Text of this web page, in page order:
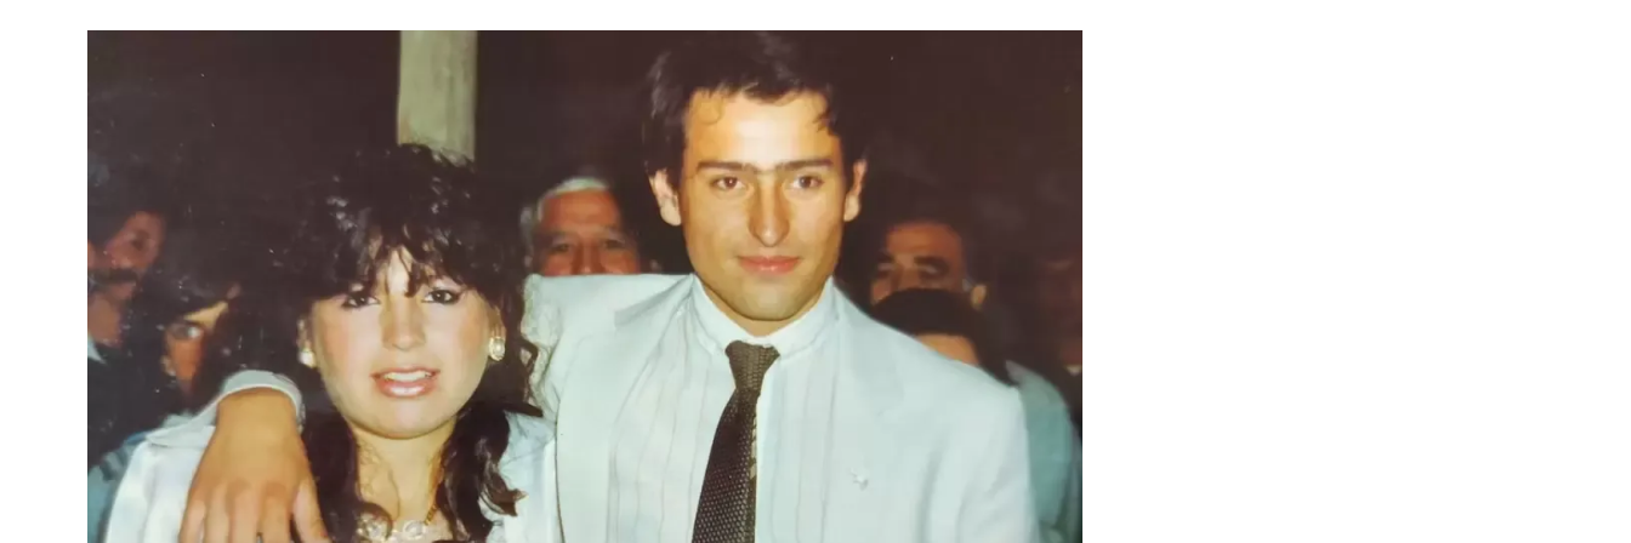
caótico.Guillermo Coppola, exmanager del Diez, tuvo que convencer al mismísimo Enzo Ferrari de
pintar de negro un modelo que solo conocía el rojo. Luego, gestionó la venta del coche en un
aeropuerto por un precio mayor al que había pagado originalmente, con el fin de reconciliar a
Ferlaino con Diego. Algo de esa historia estuvo presente en Buenos Aires.
“Tenemos una gran colección de Maradona porque obviamente es un gran ícono del fútbol. Se puede
ver la evolución de su vestuario desde que tiene un short del Cebollitas, pasando por mítico año 86 y
llegando hasta cuando le hacen su partido despedida", explica Acacia. Junto a la Ferrari negra se
iluminó la camiseta titular del Napoli que usó Diego.
“Traer estos objetos y vehículos fue toda una experiencia”, cuenta la curadora. "
Esta fue una primera
vez que tuvimos que traer vehículos y toda una colección pasando la cordillera
. Se necesitaron
unos 11 camiones especializados para estos 15 autos. Fue un trabajo bien inusual para el museo:
tuvimos que esperarlos, bajarlos, recibirlos y subirlos a las plataformas para luego ubicarlos en el
pabellón".
Luego, explicó el criterio con el que se montó el evento al que pueden concurrir los fanáticos hasta el